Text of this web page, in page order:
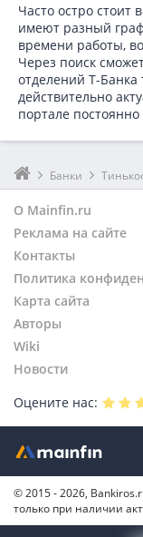
Часто остро стоит
имеют разный
времени работы,
Через поиск
отделений Т-Банка
действительно
портале постоянно
Банки
О Mainfin.ru
Реклама на сайте
Контакты
Политика
Карта сайта
Авторы
Wiki
Новости
Оцените нас:
© 2015 - 2026,
только при наличии